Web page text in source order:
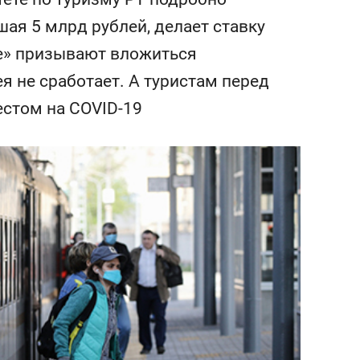
5 млрд рублей, делает ставку
призывают вложиться
не сработает. А туристам перед
на COVID-19
для меня это